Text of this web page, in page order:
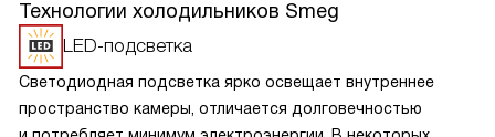
Технологии холодильников Smeg
LED-подсветка
Светодиодная подсветка ярко освещает внутреннее
пространство камеры, отличается долговечностью